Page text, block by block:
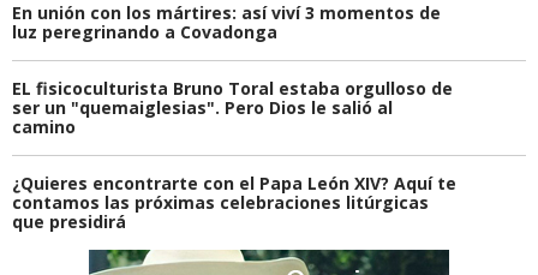
En unión con los mártires: así viví 3 momentos de
luz peregrinando a Covadonga
EL fisicoculturista Bruno Toral estaba orgulloso de
ser un "quemaiglesias". Pero Dios le salió al
camino
¿Quieres encontrarte con el Papa León XIV? Aquí te
contamos las próximas celebraciones litúrgicas
que presidirá